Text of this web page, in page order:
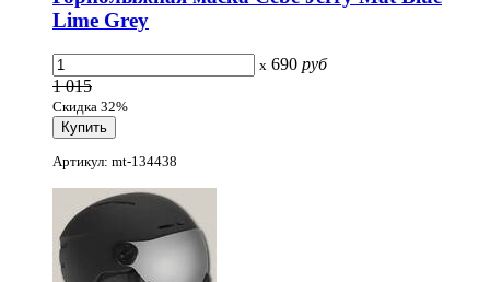
Lime Grey
x 690 руб
1 015
Скидка 32%
Артикул: mt-134438